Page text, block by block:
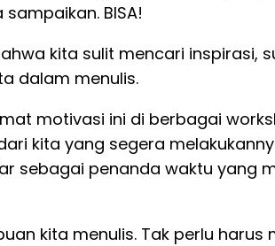
BISA!
kita sulit mencari inspirasi,
dalam menulis.
motivasi ini di berbagai
kita yang segera
sebagai penanda waktu yang
kita menulis. Tak perlu harus